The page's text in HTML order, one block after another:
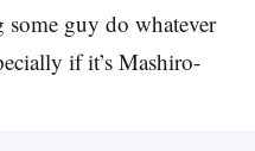
guy do whatever
if it’s Mashiro-